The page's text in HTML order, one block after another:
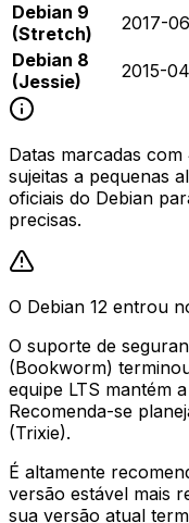
Debian 9
(Stretch)
2017-
Debian 8
(Jessie)
2015-
Datas marcadas com
sujeitas a pequenas
oficiais do Debian
precisas.
O Debian 12 entrou
O suporte de
(Bookworm)
equipe LTS mantém
Recomenda-se
(Trixie).
É altamente
versão estável mais
sua versão atual